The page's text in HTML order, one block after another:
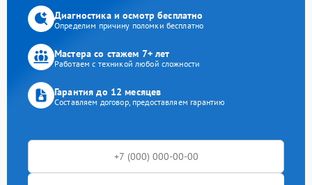
Диагностика и осмотр бесплатно
Определим причину поломки бесплатно
Мастера со стажем 7+ лет
Работаем с техникой любой сложности
Гарантия до 12 месяцев
Составляем договор, предоставляем гарантию